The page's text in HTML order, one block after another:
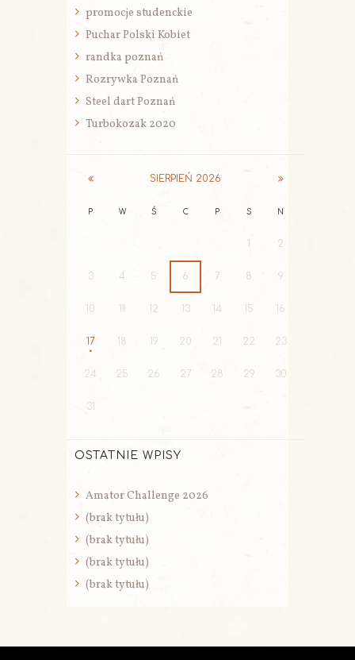
promocje studenckie
Puchar Polski Kobiet
randka poznań
Rozrywka Poznań
Steel dart Poznań
Turbokozak 2020
SIERPIEŃ 2026
P W Ś C P S N
2
3 4 5 6 7 8 9
10 11 12 13 14 15 16
17 18 19 20 21 22 23
24 25 26 27 28 29 30
31
OSTATNIE WPISY
Amator Challenge 2026
(brak tytułu)
(brak tytułu)
(brak tytułu)
(brak tytułu)